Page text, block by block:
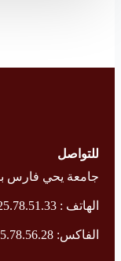
للتواصل
جامعة يحي فارس
الهاتف : 025.78.51.33
الفاكس: 025.78.56.28